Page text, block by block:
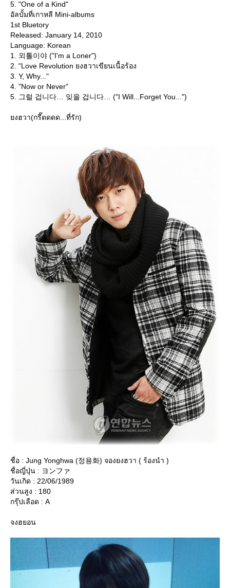
5. "One of a Kind"
อัลบั้มที่เกาหลี Mini-albums
1st Bluetory
Released: January 14, 2010
Language: Korean
1. 외톨이야 ("I'm a Loner")
2. "Love Revolution ยงฮวาเขียนเนื้อร้อง
3. Y, Why..."
4. "Now or Never"
5. 그럴 겁니다… 잊을 겁니다… ("I Will...Forget You...")
งฮวา(กรี๊ดดดด...ที่รัก)
ชื่อ : Jung Yonghwa (정용화) จองยงฮวา ( ร้องนำ )
ชื่อญี่ปุ่น : ヨンファ
วันเกิด : 22/06/1989
ส่วนสูง : 180
กรุ๊ปเลือด : A
จงฮยอน